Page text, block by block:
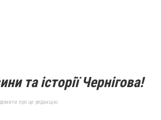
та історії Чернігова!
про це редакцію